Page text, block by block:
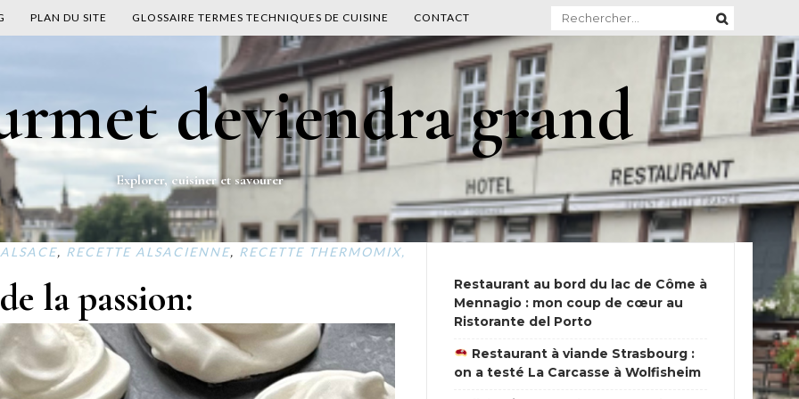
PLAN DU SITE GLOSSAIRE TERMES TECHNIQUES DE CUISINE CONTACT
deviendra grand
Explorer, cuisiner et savourer
, RECETTE ALSACIENNE, RECETTE THERMOMIX,
la passion:
Restaurant au bord du lac de Côme à
Mennagio : mon coup de cœur au
Ristorante del Porto
Restaurant à viande Strasbourg :
on a testé La Carcasse à Wolfisheim